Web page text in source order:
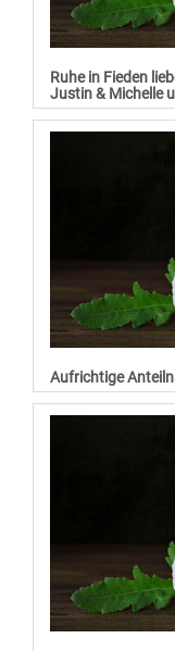
Ruhe in Fieden
Justin & Michelle
Aufrichtige